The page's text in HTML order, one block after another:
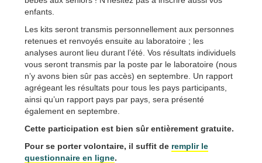
enfants.
Les kits seront transmis personnellement aux personnes
retenues et renvoyés ensuite au laboratoire ; les
analyses auront lieu durant l’été. Vos résultats individuels
vous seront transmis par la poste par le laboratoire (nous
n’y avons bien sûr pas accès) en septembre. Un rapport
agrégeant les résultats pour tous les pays participants,
ainsi qu’un rapport pays par pays, sera présenté
également en septembre.
Cette participation est bien sûr entièrement gratuite.
Pour se porter volontaire, il suffit de remplir le
questionnaire en ligne.